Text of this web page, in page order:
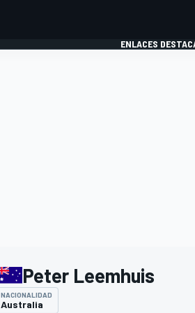
ENLACES
Peter Leemhuis
NACIONALIDAD
Australia